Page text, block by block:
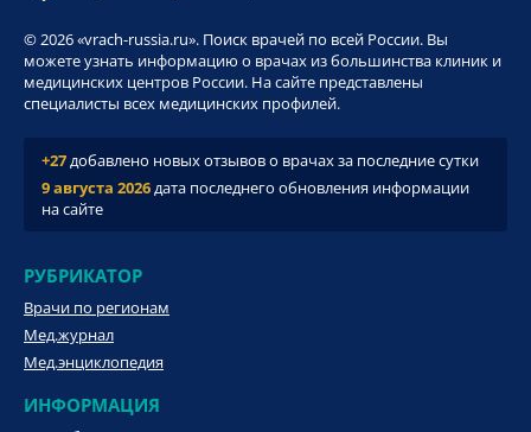
© 2026 «vrach-russia.ru». Поиск врачей по всей России. Вы
можете узнать информацию о врачах из большинства клиник и
медицинских центров России. На сайте представлены
специалисты всех медицинских профилей.
+27добавлено новых отзывов о врачах за последние сутки
9 августа 2026дата последнего обновления информации
на сайте
РУБРИКАТОР
Врачи по регионам
Мед.журнал
Мед.энциклопедия
ИНФОРМАЦИЯ